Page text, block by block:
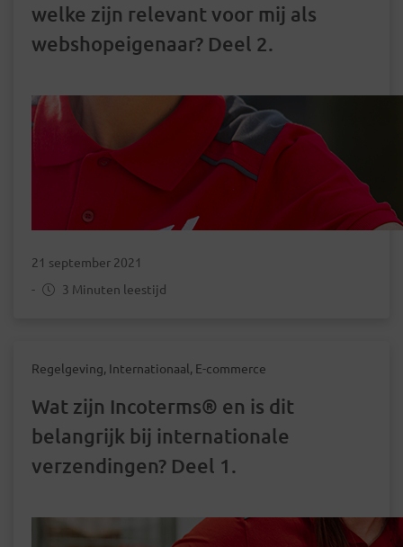
welke zijn relevant voor mij als
webshopeigenaar? Deel 2.
21 september 2021
-
3 Minuten leestijd
Regelgeving, Internationaal, E-commerce
Wat zijn Incoterms® en is dit
belangrijk bij internationale
verzendingen? Deel 1.